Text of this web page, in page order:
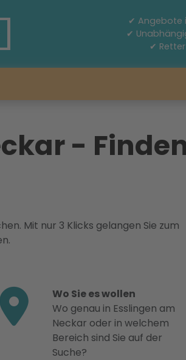
✔ Angebote
✔
✔
-
Mit nur 3 Klicks gelangen Sie zum
Wo Sie es wollen
Wo genau in Esslingen am
Neckar oder in welchem
Bereich sind Sie auf der
Suche?